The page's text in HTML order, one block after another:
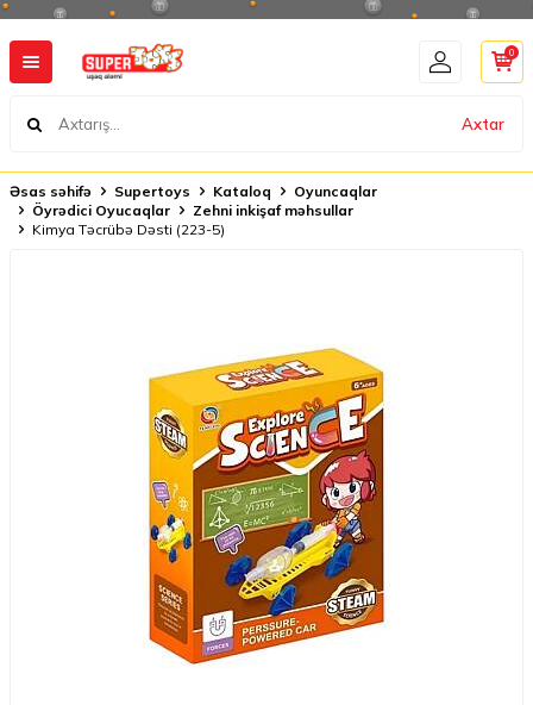
Axtar
0
Əsas səhifə Supertoys Kataloq
Oyuncaqlar
Öyrədici Oyucaqlar
Zehni inkişaf məhsullar
Kimya Təcrübə Dəsti (223-5)